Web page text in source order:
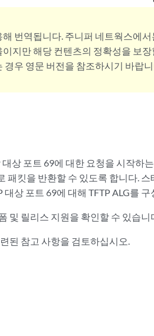
번역됩니다. 주니퍼 네트웍스에
지만 해당 컨텐츠의 정확성을 보장
우 영문 버전을 참조하시기 바랍
상 포트 69에 대한 요청을 시작하
킷을 반환할 수 있도록 합니다. 스
상 포트 69에 대해 TFTP ALG를
및 릴리스 지원을 확인할 수 있습니
된 참고 사항을 검토하십시오.